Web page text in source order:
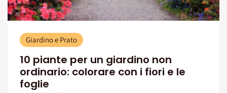
Giardino e Prato
10 piante per un giardino non
ordinario: colorare con i fiori e le
foglie